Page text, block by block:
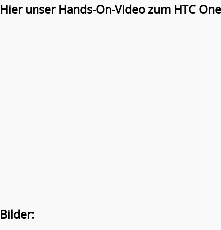
Hier unser Hands-On-Video zum HTC
Bilder: